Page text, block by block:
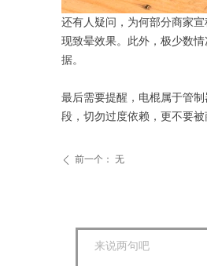
还有人疑问，为何部分商家
现致晕效果。此外，极少数
据。
最后需要提醒，电棍属于管
段，切勿过度依赖，更不要被
ꄴ 前一个： 无